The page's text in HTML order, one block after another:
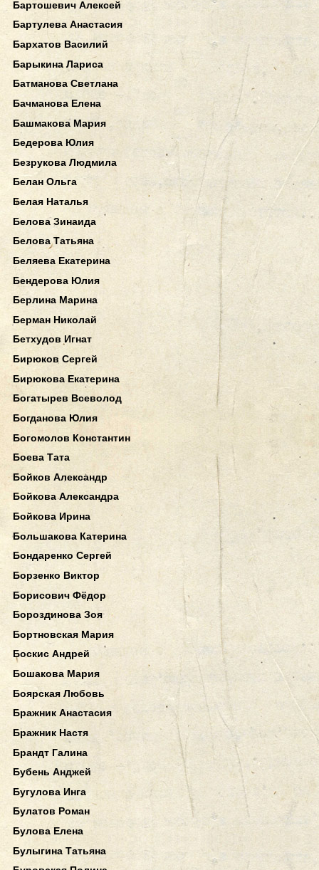
Бартошевич Алексей
Бартулева Анастасия
Бархатов Василий
Барыкина Лариса
Батманова Светлана
Бачманова Елена
Башмакова Мария
Бедерова Юлия
Безрукова Людмила
Белан Ольга
Белая Наталья
Белова Зинаида
Белова Татьяна
Беляева Екатерина
Бендерова Юлия
Берлина Марина
Берман Николай
Бетхудов Игнат
Бирюков Сергей
Бирюкова Екатерина
Богатырев Всеволод
Богданова Юлия
Богомолов Константин
Боева Тата
Бойков Александр
Бойкова Александра
Бойкова Ирина
Большакова Катерина
Бондаренко Сергей
Борзенко Виктор
Борисович Фёдор
Бороздинова Зоя
Бортновская Мария
Боскис Андрей
Бошакова Мария
Боярская Любовь
Бражник Анастасия
Бражник Настя
Брандт Галина
Бубень Анджей
Бугулова Инга
Булатов Роман
Булова Елена
Булыгина Татьяна